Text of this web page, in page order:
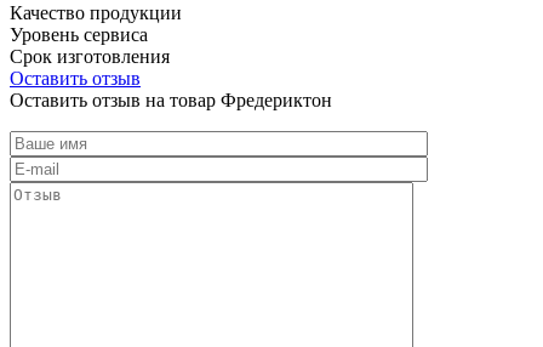
Качество продукции
Уровень сервиса
Срок изготовления
Оставить отзыв
Оставить отзыв на товар Фредериктон